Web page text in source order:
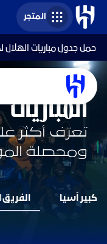
المتجر
حمل جدول مباريات الهلال
فريق السيدات
المباريات
تعرّف أكثر
ومحصلة
كبير آسيا